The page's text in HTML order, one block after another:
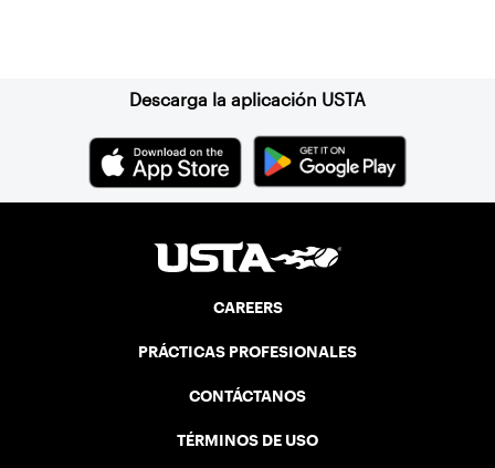
Descarga la aplicación USTA
CAREERS
PRÁCTICAS PROFESIONALES
CONTÁCTANOS
TÉRMINOS DE USO